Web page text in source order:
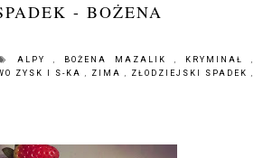
- BOŻENA
ALPY , BOŻENA MAZALIK , KRYMINAŁ,
ZYSK I S-KA , ZIMA , ZŁODZIEJSKI SPADEK ,